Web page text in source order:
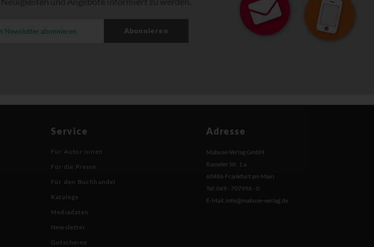
Abonnieren
Service
Für Autor:innen
Für die Presse
Für den Buchhandel
Kataloge
Mediadaten
Newsletter
Gutscheine
Adresse
Mabuse-Verlag GmbH
Kasseler Str. 1 a
60486 Frankfurt am Main
Tel: 069 - 707996 - 0
E-Mail: info@mabuse-verlag.de